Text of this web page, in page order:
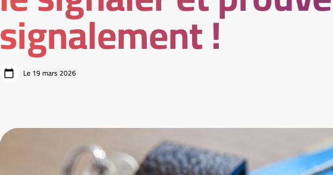
signalement !
Le 19 mars 2026